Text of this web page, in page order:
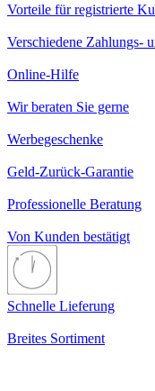
Vorteile für registrierte
Verschiedene Zahlungs-
Online-Hilfe
Wir beraten Sie gerne
Werbegeschenke
Geld-Zurück-Garantie
Professionelle Beratung
Von Kunden bestätigt
Schnelle Lieferung
Breites Sortiment